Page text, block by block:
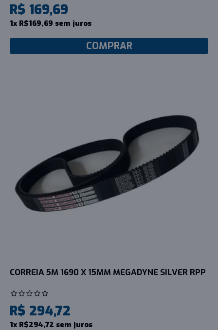
R$ 169,69
1x R$169,69 sem juros
COMPRAR
CORREIA 5M 1690 X 15MM MEGADYNE SILVER RPP
R$ 294,72
1x R$294,72 sem juros